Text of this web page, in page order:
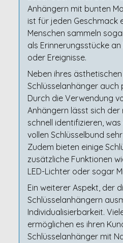
Anhängern mit bunten
ist für jeden Geschmack
Menschen sammeln
als Erinnerungsstücke
oder Ereignisse.
Neben ihres
Schlüsselanhänger auch
Durch die Verwendung
Anhängern lässt sich der
schnell identifizieren,
vollen Schlüsselbund
Zudem bieten einige
zusätzliche Funktionen
LED-Lichter oder sogar
Ein weiterer Aspekt, der
Schlüsselanhängern
Individualisierbarkeit.
ermöglichen es ihren
Schlüsselanhänger mit